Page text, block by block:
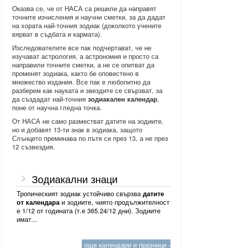
Оказва се, че от НАСА са решили да направят
точните изчисления и научни сметки, за да дадат
на хората най-точния зодиак (доколкото учените
вярват в съдбата и кармата).
Изследователите все пак подчертават, че не
изучават астрология, а астрономия и просто са
направили точните сметки, а не се опитват да
променят зодиака, както бе оповестено в
множество издания. Все пак е любопитно да
разберем как науката и звездите се свързват, за
да създадат най-точниязодиакален календар,
поне от научна гледна точка.
От НАСА не само разместват датите на зодиите,
но и добавят 13-ти знак в зодиака, защото
Слънцето преминава по пътя си през 13, а не през
12 съзвездия.
Зодиакални знаци
Тропическият зодиак устойчиво свързвадатите
от календараи зодиите, чиято продължителност
е 1/12 от годината (т.е 365.24/12 дни). Зодиите
имат...
още календари и празници »